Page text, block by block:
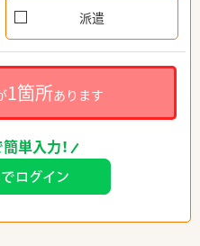
派遣
1箇所あります
単入力！